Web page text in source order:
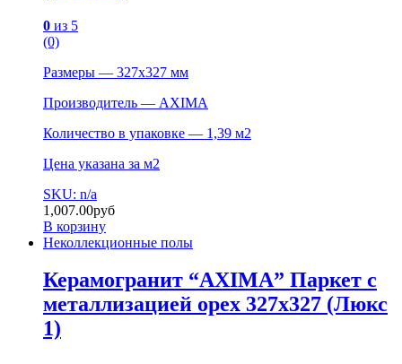
0 из 5
(0)
Размеры — 327х327 мм
Производитель — AXIMA
Количество в упаковке — 1,39 м2
Цена указана за м2
SKU: n/a
1,007.00руб
В корзину
Неколлекционные полы
Керамогранит “AXIMA” Паркет с
металлизацией орех 327х327 (Люкс
1)